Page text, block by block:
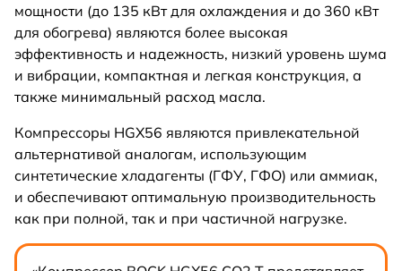
мощности (до 135 кВт для охлаждения и до 360 кВт
для обогрева) являются более высокая
эффективность и надежность, низкий уровень шума
и вибрации, компактная и легкая конструкция, а
также минимальный расход масла.
Компрессоры HGX56 являются привлекательной
альтернативой аналогам, использующим
синтетические хладагенты (ГФУ, ГФО) или аммиак,
и обеспечивают оптимальную производительность
как при полной, так и при частичной нагрузке.